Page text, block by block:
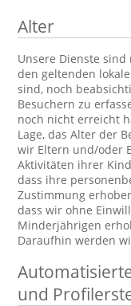
Alter
Unsere Dienste
den geltenden
sind, noch
Besuchern zu
noch nicht erreicht
Lage, das Alter der
wir Eltern und/oder
Aktivitäten ihrer
dass ihre
Zustimmung
dass wir ohne
Minderjährigen
Daraufhin werden
und